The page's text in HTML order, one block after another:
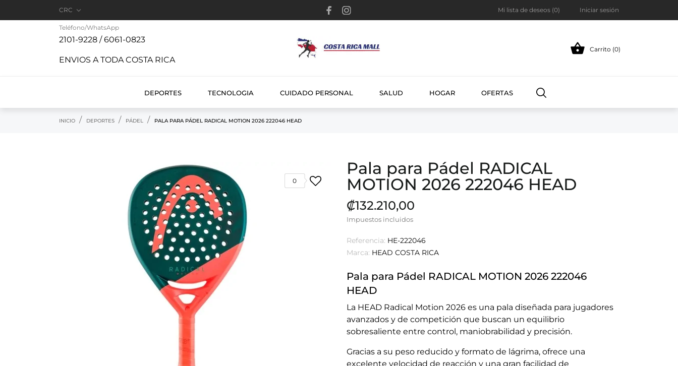
CRC  Mi lista de deseos (0) Iniciar sesión
Teléfono/WhatsApp
2101-9228 / 6061-0823
ENVIOS A TODA COSTA RICA
 Carrito (0)
DEPORTES TECNOLOGIA CUIDADO PERSONAL SALUD HOGAR OFERTAS
INICIO DEPORTES PÁDEL PALA PARA PÁDEL RADICAL MOTION 2026 222046 HEAD
0
Pala para Pádel RADICAL
MOTION 2026 222046 HEAD
₡132.210,00
Impuestos incluidos
Referencia: HE-222046
Marca: HEAD COSTA RICA
Pala para Pádel RADICAL MOTION 2026 222046
HEAD
La HEAD Radical Motion 2026 es una pala diseñada para jugadores
avanzados y de competición que buscan un equilibrio
sobresaliente entre control, maniobrabilidad y precisión.
Gracias a su peso reducido y formato de lágrima, ofrece una
excelente velocidad de reacción y una gran facilidad de